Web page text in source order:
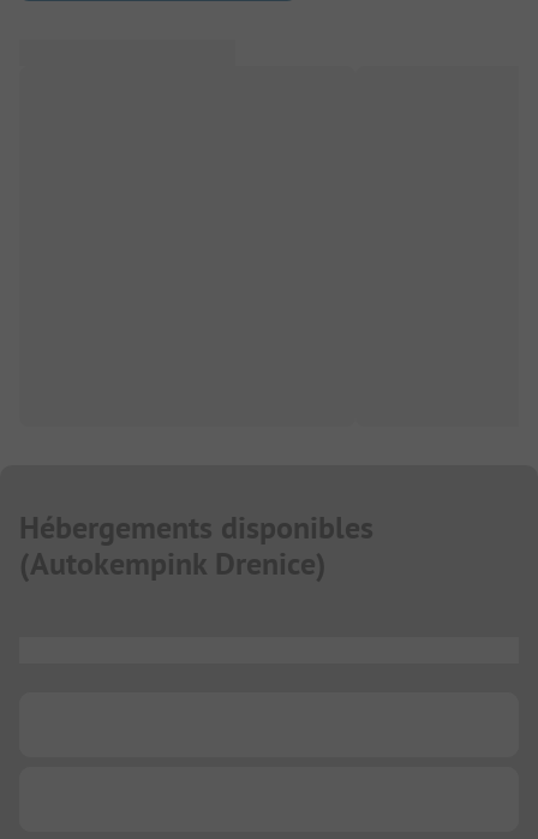
Hébergements disponibles
(Autokempink Drenice)